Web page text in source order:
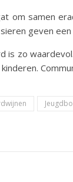
om samen
geven
is zo